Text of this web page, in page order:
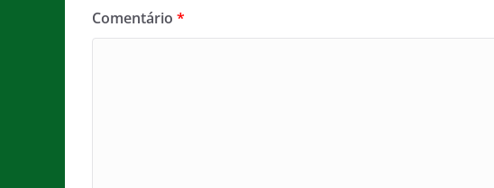
Comentário *